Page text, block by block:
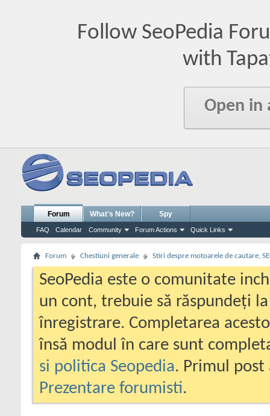
Follow SeoPedia
with
Open in
Forum
FAQ Calendar Community Forum Actions Quick Links
What's New? Spy
Forum Chestiuni generale Stiri despre motoarele de cautare,
SeoPedia este o comunitate
un cont, trebuie să răspundeți
înregistrare. Completarea
însă modul în care sunt
si politica Seopedia. Primul
Prezentare forumisti.